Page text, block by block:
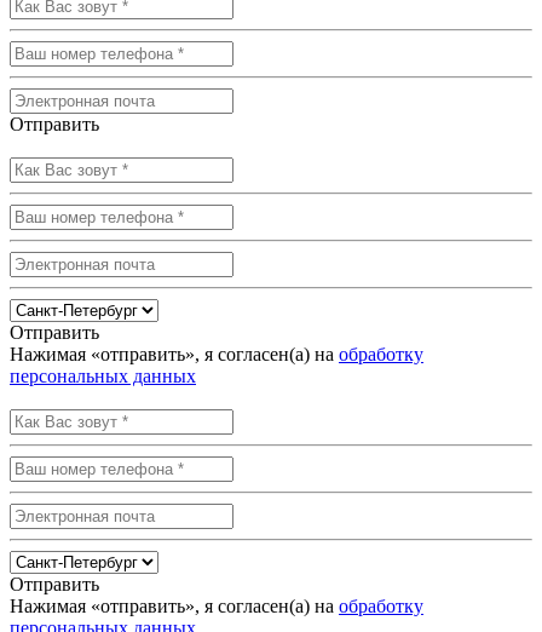
Отправить
Отправить
Нажимая «отправить», я согласен(а) на обработку
персональных данных
Отправить
Нажимая «отправить», я согласен(а) на обработку
персональных данных